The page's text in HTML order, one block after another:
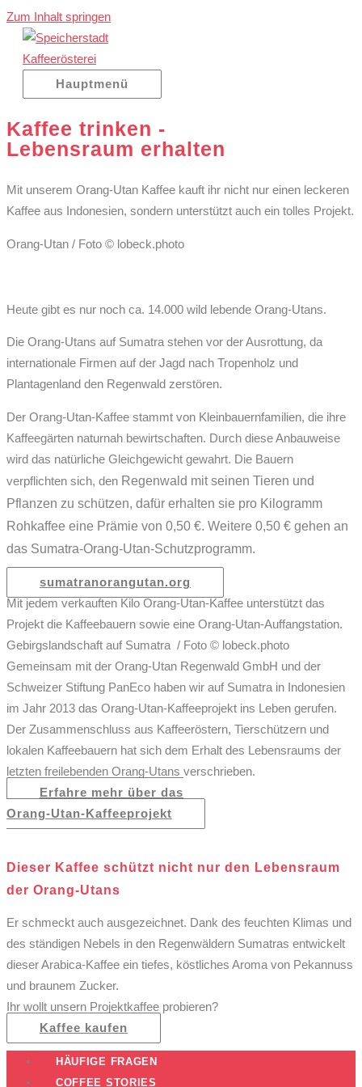
Zum Inhalt springen
Hauptmenü
Kaffee trinken -
Lebensraum erhalten
Mit unserem Orang-Utan Kaffee kauft ihr nicht nur einen leckeren
Kaffee aus Indonesien, sondern unterstützt auch ein tolles Projekt.
Orang-Utan / Foto © lobeck.photo
Heute gibt es nur noch ca. 14.000 wild lebende Orang-Utans.
Die Orang-Utans auf Sumatra stehen vor der Ausrottung, da
internationale Firmen auf der Jagd nach Tropenholz und
Plantagenland den Regenwald zerstören.
Der Orang-Utan-Kaffee stammt von Kleinbauernfamilien, die ihre
Kaffeegärten naturnah bewirtschaften. Durch diese Anbauweise
wird das natürliche Gleichgewicht gewahrt. Die Bauern
verpflichten sich, den Regenwald mit seinen Tieren und
Pflanzen zu schützen, dafür erhalten sie pro Kilogramm
Rohkaffee eine Prämie von 0,50 €. Weitere 0,50 € gehen an
das Sumatra-Orang-Utan-Schutzprogramm.
sumatranorangutan.org
Mit jedem verkauften Kilo Orang-Utan-Kaffee unterstützt das
Projekt die Kaffeebauern sowie eine Orang-Utan-Auffangstation.​
Gebirgslandschaft auf Sumatra / Foto © lobeck.photo
Gemeinsam mit der Orang-Utan Regenwald GmbH und der
Schweizer Stiftung PanEco haben wir auf Sumatra in Indonesien
im Jahr 2013 das Orang-Utan-Kaffeeprojekt ins Leben gerufen.
Der Zusammenschluss aus Kaffeeröstern, Tierschützern und
lokalen Kaffeebauern hat sich dem Erhalt des Lebensraums der
letzten freilebenden Orang-Utans verschrieben.
Erfahre mehr über das
Orang-Utan-Kaffeeprojekt
Dieser Kaffee schützt nicht nur den Lebensraum
der Orang-Utans
Er schmeckt auch ausgezeichnet. Dank des feuchten Klimas und
des ständigen Nebels in den Regenwäldern Sumatras entwickelt
dieser Arabica-Kaffee ein tiefes, köstliches Aroma von Pekannuss
und braunem Zucker.
Ihr wollt unsern Projektkaffee probieren?
Kaffee kaufen
HÄUFIGE FRAGEN
COFFEE STORIES